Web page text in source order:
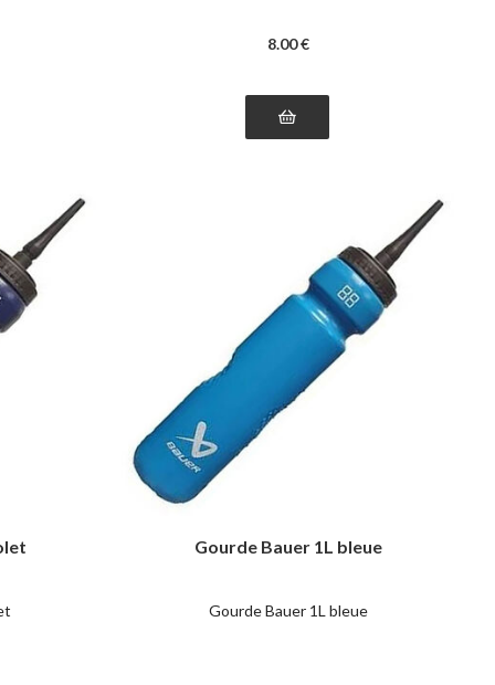
8.00€
Gourde Bauer 1L bleue
Gourde Bauer 1L bleue